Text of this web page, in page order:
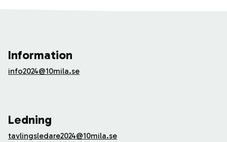
Information
info2024@10mila.se
Ledning
tavlingsledare2024@10mila.se